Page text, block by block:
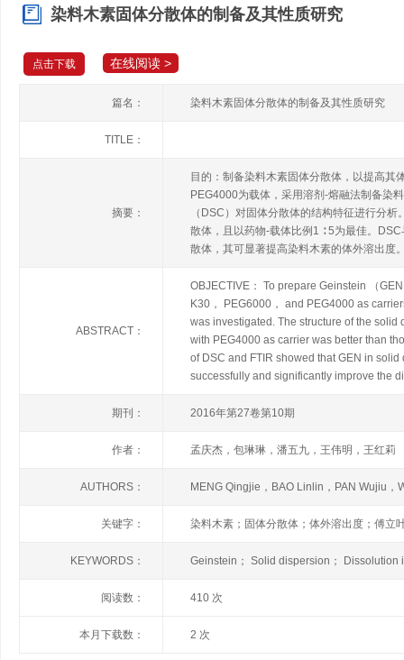
染料木素固体分散体的制备及其性质研究
在线阅读 >
篇名： 染料木素固体分散体的制备及其性质研究
TITLE：
摘要：
目的：制备染料木素固体分散体，以提高
PEG4000为载体，采用溶剂-熔融法制备染
（DSC）对固体分散体的结构特征进行分
散体，且以药物-载体比例1 ∶ 5为最佳。
散体，其可显著提高染料木素的体外溶出度
ABSTRACT：
OBJECTIVE： To prepare Geinstein （
K30， PEG6000， and PEG4000 as
was investigated. The structure of the
with PEG4000 as carrier was better than
of DSC and FTIR showed that GEN in
successfully and significantly improve the
期刊： 2016年第27卷第10期
作者： 孟庆杰，包琳琳，潘五九，王伟明，王红莉
AUTHORS： MENG Qingjie，BAO Linlin，PAN Wujiu
关键字： 染料木素；固体分散体；体外溶出度；傅立
KEYWORDS： Geinstein； Solid dispersion； Dissolution
阅读数： 410 次
本月下载数： 2 次